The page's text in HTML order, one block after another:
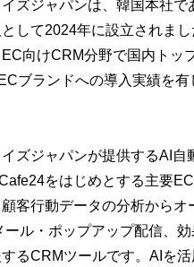
ズジャパンは、韓国本社で
して2024年に設立されま
向けCRM分野で国内トッ
ブランドへの導入実績を有
ズジャパンが提供するAI自
をはじめとする主要
客行動データの分析からオ
ール・ポップアップ配信、
るCRMツールです。AIを